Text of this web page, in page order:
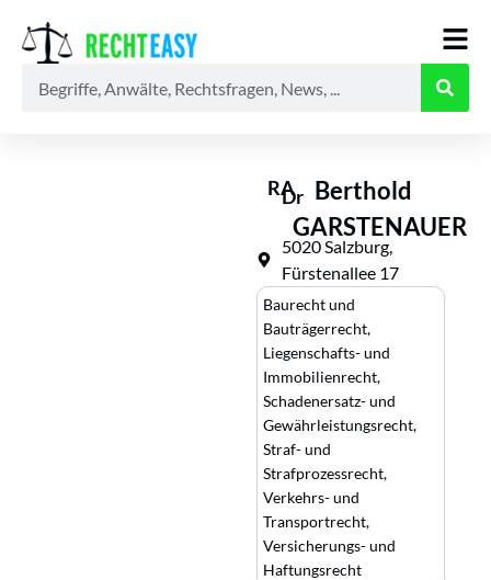
RA
Dr Berthold
GARSTENAUER
5020 Salzburg,
Fürstenallee 17
Baurecht und
Bauträgerrecht,
Liegenschafts- und
Immobilienrecht,
Schadenersatz- und
Gewährleistungsrecht,
Straf- und
Strafprozessrecht,
Verkehrs- und
Transportrecht,
Versicherungs- und
Haftungsrecht